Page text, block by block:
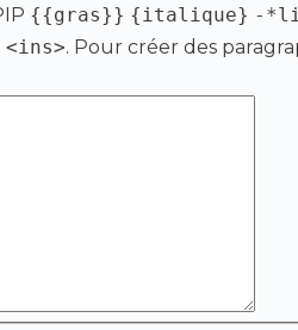
{{gras}} {italique} -
<ins>. Pour créer des